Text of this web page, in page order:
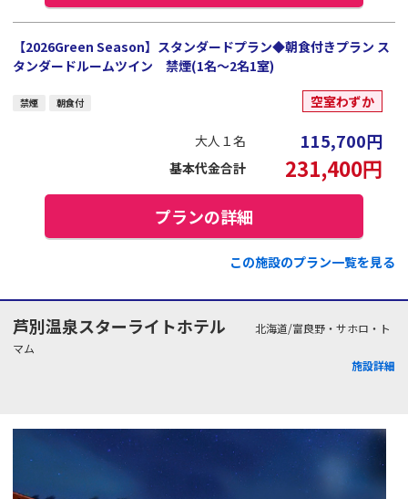
【2026Green Season】スタンダードプラン◆朝食付きプラン ス
タンダードルームツイン 禁煙(1名～2名1室)
禁煙 朝食付 空室わずか
大人１名 115,700円
基本代金合計 231,400円
プランの詳細
この施設のプラン一覧を見る
芦別温泉スターライトホテル
北海道/富良野・サホロ・ト
マム
施設詳細